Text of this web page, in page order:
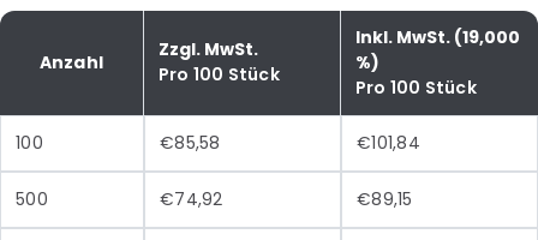
Anzahl
Zzgl. MwSt.
Pro 100 Stück
Inkl. MwSt. (19,000
%)
Pro 100 Stück
100 €85,58 €101,84
500 €74,92 €89,15